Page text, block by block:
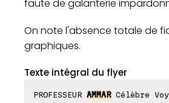
faute de galanterie
On note l'absence totale de
graphiques.
Texte intégral du flyer
PROFESSEUR AMMARCélèbre